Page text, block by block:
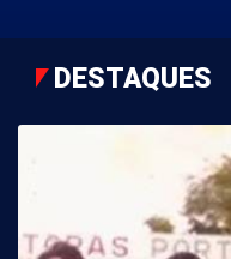
DESTAQUES